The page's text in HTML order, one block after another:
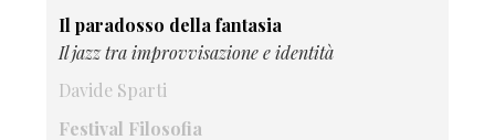
Il paradosso della fantasia
Il jazz tra improvvisazione e identità
Davide Sparti
Festival Filosofia